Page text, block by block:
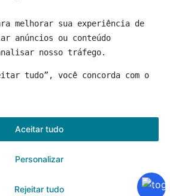
melhorar sua experiência de
anúncios ou conteúdo
nosso tráfego.
tudo”, você concorda com o
Personalizar
Rejeitar tudo
Aceitar tudo